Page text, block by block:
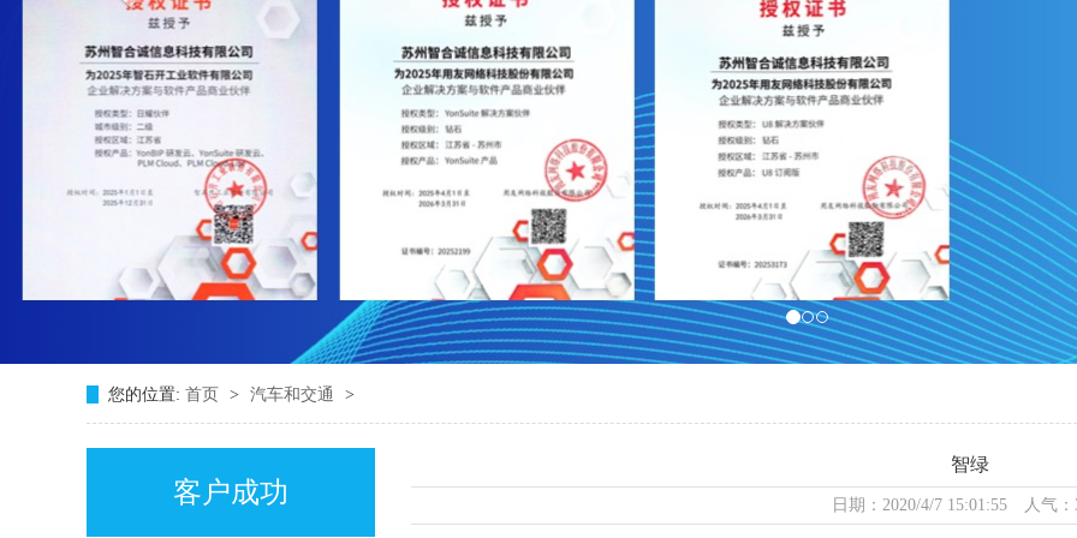
您的位置: 首页 > 汽车和交通 >
客户成功
智绿
日期：2020/4/7 15:01:55 人气：